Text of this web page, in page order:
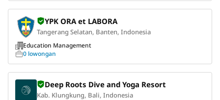
YPK ORA et LABORA
Tangerang Selatan, Banten, Indonesia
Education Management
0 lowongan
Deep Roots Dive and Yoga Resort
Kab. Klungkung, Bali, Indonesia